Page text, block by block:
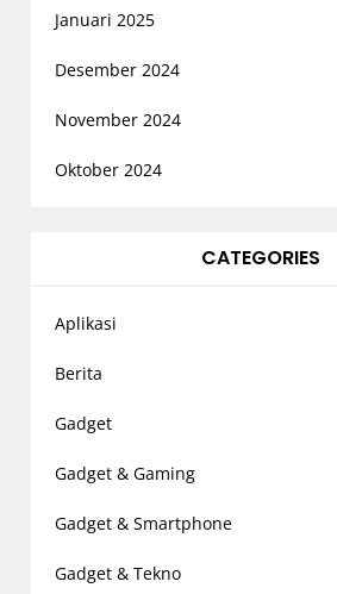
Januari 2025
Desember 2024
November 2024
Oktober 2024
CATEGORIES
Aplikasi
Berita
Gadget
Gadget & Gaming
Gadget & Smartphone
Gadget & Tekno